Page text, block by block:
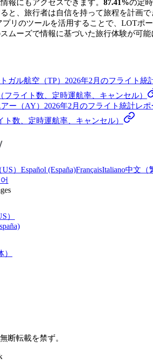
報にもアクセスできます。 87.41%の定時
と、旅行者は自信を持って旅程を計画で
プリのツールを活用することで、LOTポー
ムーズで情報に基づいた旅行体験が可能
ガル航空（TP）2026年2月のフライト統
フライト数、定時運航率、キャンセル）
ー（AY）2026年2月のフライト統計レポ
ト数、定時運航率、キャンセル）
） Español (España)FrançaisItaliano中文（
）
断転載を禁ず。